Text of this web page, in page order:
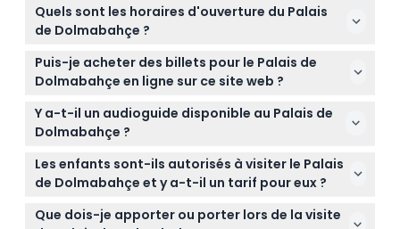
Quels sont les horaires d'ouverture du Palais
de Dolmabahçe ?
Le Palais de Dolmabahçe est ouvert du mardi au
dimanche de 9h00 à 16h00 et fermé les lundis, le
jour de l'An, le premier jour de l'Aïd el-Fitr et le
premier jour de l'Aïd al-Adha (sous réserve de
modifications — veuillez confirmer au moment de
Puis-je acheter des billets pour le Palais de
Dolmabahçe en ligne sur ce site web ?
Oui, vous pouvez facilement réserver vos billets
pour le Palais de Dolmabahçe en ligne ici même
pour éviter les files d'attente et gagner du temps
lors de votre visite.
Y a-t-il un audioguide disponible au Palais de
Dolmabahçe ?
Un audioguide est inclus avec votre billet et est
disponible en plus de 10 langues, vous permettant
d'explorer le palais à votre rythme tout en
apprenant son histoire et son architecture.
Les enfants sont-ils autorisés à visiter le Palais
de Dolmabahçe et y a-t-il un tarif pour eux ?
Les enfants âgés de 0 à 6 ans peuvent entrer
gratuitement au Palais de Dolmabahçe, ce qui en
Que dois-je apporter ou porter lors de la visite